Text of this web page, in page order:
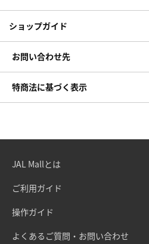
ショップガイド
お問い合わせ先
特商法に基づく表示
JAL Mallとは
ご利用ガイド
操作ガイド
よくあるご質問・お問い合わせ